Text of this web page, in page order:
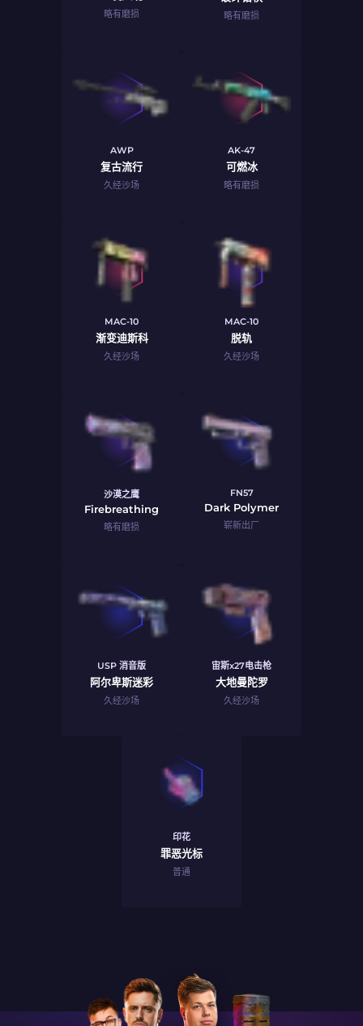
略有磨损 略有磨损
AWP
复古流行
久经沙场
AK-47
可燃冰
略有磨损
MAC-10
渐变迪斯科
久经沙场
MAC-10
脱轨
久经沙场
沙漠之鹰
Firebreathing
略有磨损
FN57
Dark Polymer
崭新出厂
USP 消音版
阿尔卑斯迷彩
久经沙场
宙斯x27电击枪
大地曼陀罗
久经沙场
印花
罪恶光标
普通